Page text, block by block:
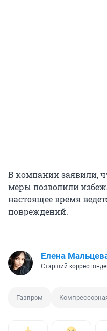
В компании заявили,
меры позволили
настоящее время
повреждений.
Елена
Старший
Газпром